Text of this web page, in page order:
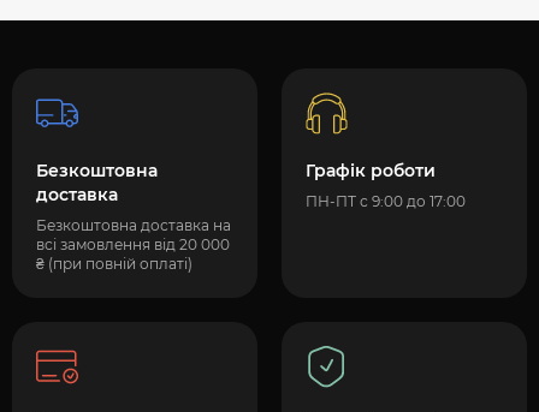
Безкоштовна
доставка
Безкоштовна доставка на
всі замовлення від 20 000
₴ (при повній оплаті)
Графік роботи
ПН-ПТ с 9:00 до 17:00